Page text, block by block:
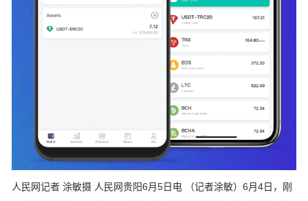
人民网记者 涂敏摄 人民网贵阳6月5日电 （记者涂敏）6月4日，刚